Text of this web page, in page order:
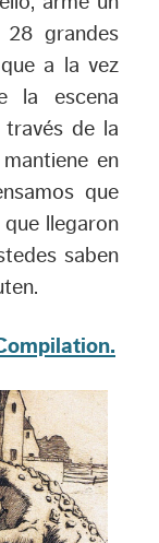
28 grandes
a la vez
la escena
de la
en
que
llegaron
saben